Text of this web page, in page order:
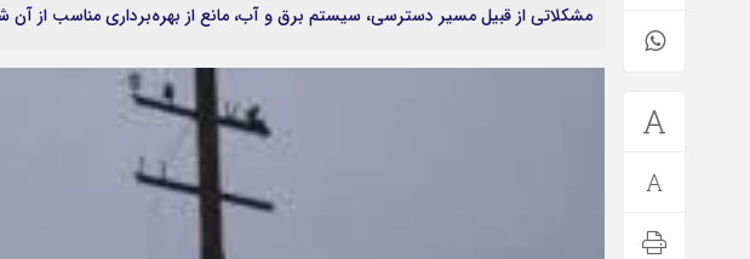
مشکلاتی از قبیل مسیر دسترسی، سیستم برق و آب، مانع از بهره‌برداری مناسب از